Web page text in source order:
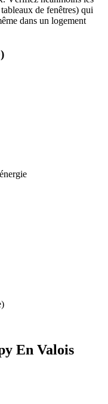
de fenêtres) qui
dans un logement
)
En Valois